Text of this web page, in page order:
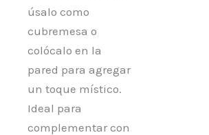
úsalo como
cubremesa o
colócalo en la
pared para agregar
un toque místico.
Ideal para
complementar con